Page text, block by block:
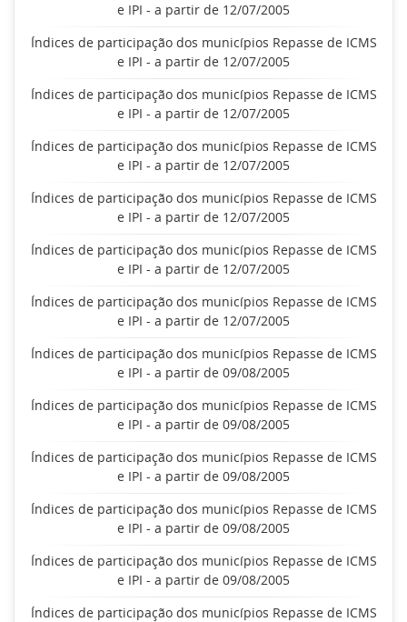
e IPI - a partir de 12/07/2005
Índices de participação dos municípios Repasse de ICMS
e IPI - a partir de 12/07/2005
Índices de participação dos municípios Repasse de ICMS
e IPI - a partir de 12/07/2005
Índices de participação dos municípios Repasse de ICMS
e IPI - a partir de 12/07/2005
Índices de participação dos municípios Repasse de ICMS
e IPI - a partir de 12/07/2005
Índices de participação dos municípios Repasse de ICMS
e IPI - a partir de 12/07/2005
Índices de participação dos municípios Repasse de ICMS
e IPI - a partir de 12/07/2005
Índices de participação dos municípios Repasse de ICMS
e IPI - a partir de 09/08/2005
Índices de participação dos municípios Repasse de ICMS
e IPI - a partir de 09/08/2005
Índices de participação dos municípios Repasse de ICMS
e IPI - a partir de 09/08/2005
Índices de participação dos municípios Repasse de ICMS
e IPI - a partir de 09/08/2005
Índices de participação dos municípios Repasse de ICMS
e IPI - a partir de 09/08/2005
Índices de participação dos municípios Repasse de ICMS